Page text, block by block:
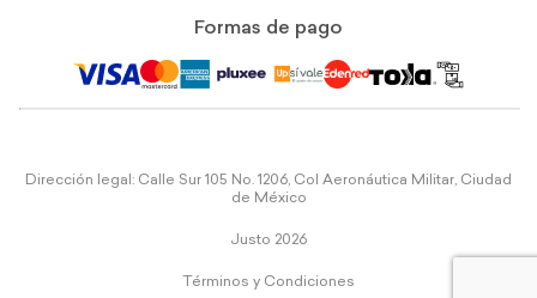
Formas de pago
Dirección legal: Calle Sur 105 No. 1206, Col Aeronáutica Militar, Ciudad
de México
Justo 2026
Términos y Condiciones